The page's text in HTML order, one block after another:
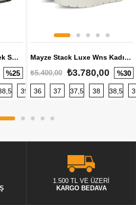
Rs-X Efekt Gradient Erkek Sneaker
%25
39 40 40,5 41 42 42,5
Mayze Stack Luxe Wns Kadın Sneaker
₺5.400,00 ₺3.780,00 %30
36 37 37,5 38 38,5
1.500 TL VE ÜZERİ
KARGO BEDAVA